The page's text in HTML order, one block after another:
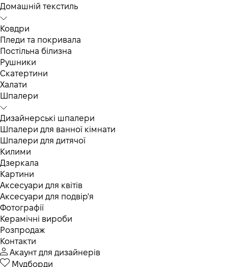
Домашній текстиль
Ковдри
Пледи та покривала
Постільна білизна
Рушники
Скатертини
Халати
Шпалери
Дизайнерські шпалери
Шпалери для ванної кімнати
Шпалери для дитячої
Килими
Дзеркала
Картини
Аксесуари для квітів
Аксесуари для подвір'я
Фотографії
Керамічні вироби
Розпродаж
Контакти
Акаунт для дизайнерів
Мудборди